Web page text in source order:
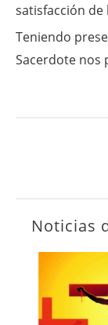
satisfacción de
Teniendo
Sacerdote nos
Noticias